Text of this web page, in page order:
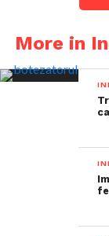
More in